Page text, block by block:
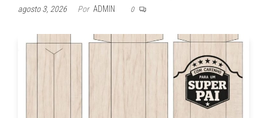
agosto 3, 2026 Por ADMIN 0